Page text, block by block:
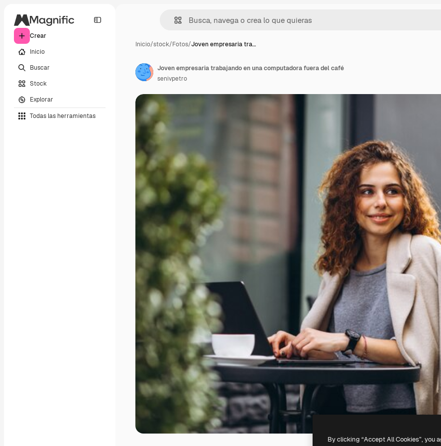
Crear
Inicio
Buscar
Stock
Explorar
Todas las herramientas
Inicio/stock/Fotos/Joven empresaria tra…
Joven empresaria trabajando en una computadora fuera del café
senivpetro
By clicking “Accept All Cookies”, you